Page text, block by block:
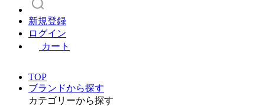
新規登録
ログイン
カート
TOP
ブランドから探す
カテゴリーから探す